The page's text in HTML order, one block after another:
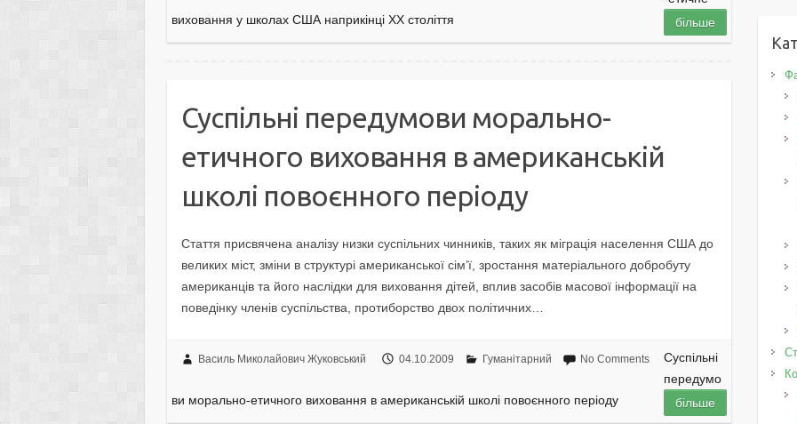
виховання у школах США наприкінці ХХ століття
більше
Суспільні передумови морально-
етичного виховання в американській
школі повоєнного періоду
Стаття присвячена аналізу низки суспільних чинників, таких як міграція населення США до
великих міст, зміни в структурі американської сім’ї, зростання матеріального добробуту
американців та його наслідки для виховання дітей, вплив засобів масової інформації на
поведінку членів суспільства, протиборство двох політичних…
Василь Миколайович Жуковський 04.10.2009 Гуманітарний No Comments
Суспільні
передумо
ви морально-етичного виховання в американській школі повоєнного періоду
більше